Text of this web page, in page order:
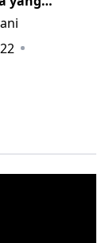
Contohnya